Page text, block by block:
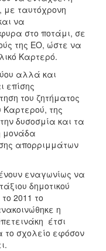
με ταυτόχρονη
να
στο ποτάμι, σε
της ΕΟ, ώστε να
Καρτερό.
αλλά και
επίσης
του ζητήματος
Καρτερού, της
δυσοσμία και τα
μονάδα
απορριμμάτων
εναγωνίως να
δημοτικού
2011 το
η
έτσι
το σχολείο εφόσον